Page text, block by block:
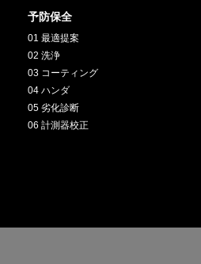
予防保全
01 最適提案
02 洗浄
03 コーティング
04 ハンダ
05 劣化診断
06 計測器校正